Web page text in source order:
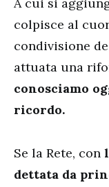
colpisce al
condivisione
attuata una
conosciamo
ricordo.
Se la Rete, con
dettata da